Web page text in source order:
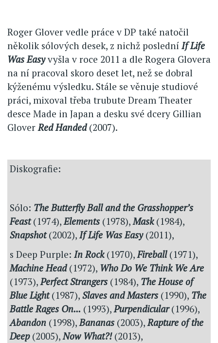
Roger Glover vedle práce v DP také natočil
několik sólových desek, z nichž poslední If Life
Was Easyvyšla v roce 2011 a dle Rogera Glovera
na ní pracoval skoro deset let, než se dobral
kýženému výsledku. Stále se věnuje studiové
práci, mixoval třeba trubute Dream Theater
desce Made in Japan a desku své dcery Gillian
GloverRed Handed(2007).
Diskografie:
Sólo: The Butterfly Ball and the Grasshopper’s
Feast(1974),Elements(1978),Mask(1984),
Snapshot(2002), If Life Was Easy(2011),
s Deep Purple: In Rock(1970),Fireball(1971),
Machine Head(1972), Who Do We Think We Are
(1973),Perfect Strangers(1984), The House of
Blue Light(1987), Slaves and Masters(1990), The
Battle Rages On... (1993),Purpendicular(1996),
Abandon (1998),Bananas(2003),Rapture of the
Deep(2005),Now What?!(2013),